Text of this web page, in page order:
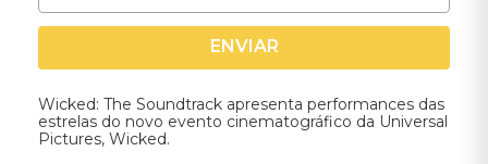
ENVIAR
Wicked: The Soundtrack apresenta performances das
estrelas do novo evento cinematográfico da Universal
Pictures, Wicked.